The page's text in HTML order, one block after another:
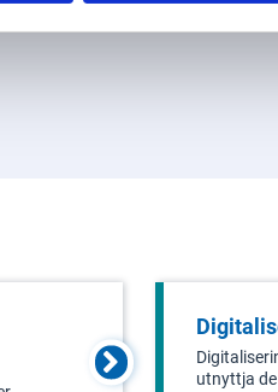
utnyttja